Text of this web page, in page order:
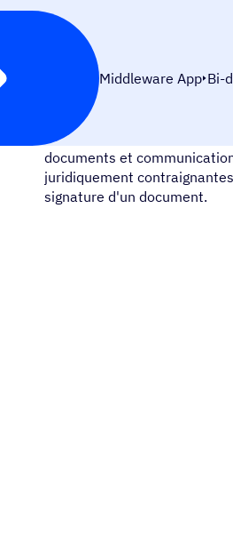
Middleware App Bi-
Signaturit est une
documents et
juridiquement
signature d'un document.